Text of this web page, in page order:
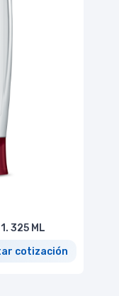
325 ML
cotización